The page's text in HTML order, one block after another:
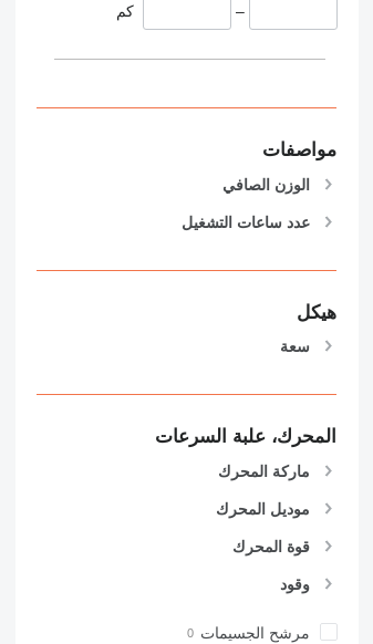
– كم
مواصفات
الوزن الصافي
عدد ساعات التشغيل
هيكل
سعة
المحرك، علبة السرعات
ماركة المحرك
موديل المحرك
قوة المحرك
وقود
مرشح الجسيمات